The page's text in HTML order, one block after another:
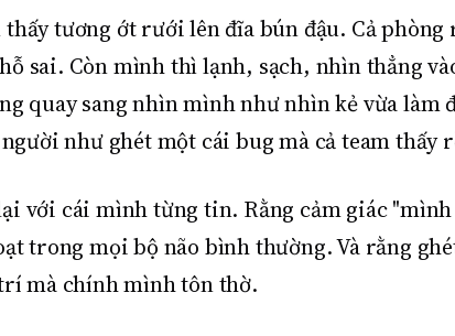
tương ớt rưới lên đĩa bún đậu. Cả
sai. Còn mình thì lạnh, sạch, nhìn thẳng
quay sang nhìn mình như nhìn kẻ vừa
như ghét một cái bug mà cả team thấy
với cái mình từng tin. Rằng cảm giác
trong mọi bộ não bình thường. Và rằng
mà chính mình tôn thờ.